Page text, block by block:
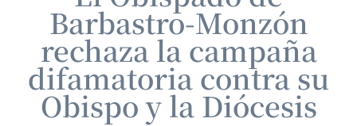
Barbastro-Monzón
rechaza la campaña
difamatoria contra su
Obispo y la Diócesis